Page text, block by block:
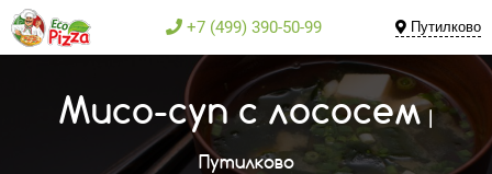
+7 (499) 390-50-99 Путилково
Мисо-суп с лососем|
Путилково